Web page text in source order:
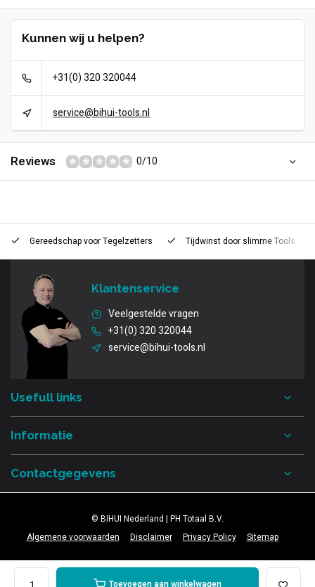
Toevoegen aan winkelwagen
Kunnen wij u helpen?
+31(0) 320 320044
service@bihui-tools.nl
Reviews 0/10
Gereedschap voorTegelzetters Tijdwinst door slimme Tools
Klantenservice
Veelgestelde vragen
+31(0) 320 320044
service@bihui-tools.nl
Usefull links
Informatie
Contactgegevens
Algemene voorwaarden Disclaimer Privacy Policy Sitemap
© BIHUI Nederland | PH Totaal B.V.